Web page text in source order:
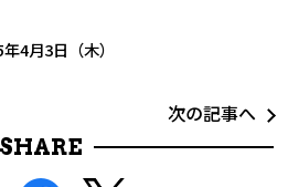
4月3日（木）
次の記事へ
SHARE